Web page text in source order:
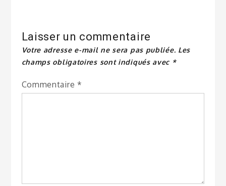
Laisser un commentaire
Votre adresse e-mail ne sera pas publiée. Les
champs obligatoires sont indiqués avec *
Commentaire *